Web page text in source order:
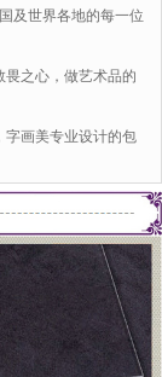
及世界各地的每一位
之心，做艺术品的
画美专业设计的包